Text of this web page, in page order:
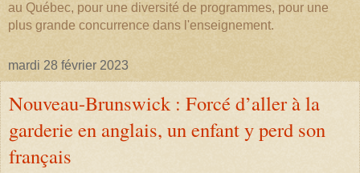
au Québec, pour une diversité de programmes, pour une
plus grande concurrence dans l'enseignement.
mardi 28 février 2023
Nouveau-Brunswick : Forcé d’aller à la
garderie en anglais, un enfant y perd son
français